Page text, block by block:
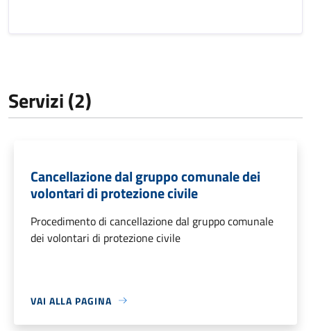
Servizi (2)
Cancellazione dal gruppo comunale dei
volontari di protezione civile
Procedimento di cancellazione dal gruppo comunale
dei volontari di protezione civile
VAI ALLA PAGINA